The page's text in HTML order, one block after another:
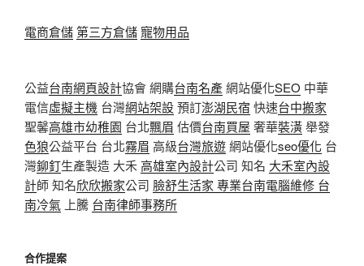
電商倉儲第三方倉儲寵物用品
公益台南網頁設計協會 網購台南名產網站優化SEO 中華
電信虛擬主機 台灣網站架設預訂澎湖民宿 快速台中搬家
聖馨高雄市幼稚園 台北飄眉 估價台南買屋 奢華裝潢舉發
色狼公益平台 台北霧眉 高級台灣旅遊網站優化seo優化 台
灣鉚釘生產製造 大禾高雄室內設計公司 知名 大禾室內設
計師 知名欣欣搬家公司 臉舒生活家 專業台南電腦維修 台
南冷氣 上騰 台南律師事務所
合作提案